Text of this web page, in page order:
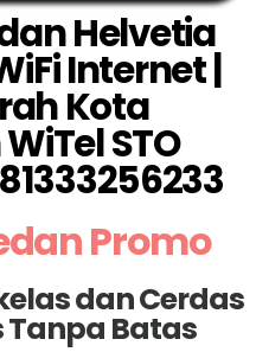
Helvetia
Internet |
Kota
STO
Promo
dan Cerdas
Batas